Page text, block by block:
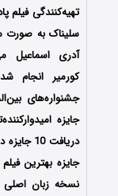
تهیه‌کنندگی فیلم
سلیناک به صورت
آدری اسماعیل
کورمیر انجام
جایزه
دریافت
جایزه بهترینفیلم
نسخه زبان اصلی